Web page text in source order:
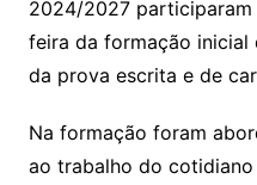
2024/2027
feira da formação inicial
da prova escrita e de
Na formação foram
ao trabalho do